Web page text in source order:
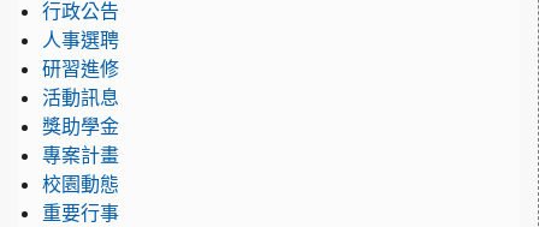
行政公告
人事選聘
研習進修
活動訊息
獎助學金
專案計畫
校園動態
重要行事